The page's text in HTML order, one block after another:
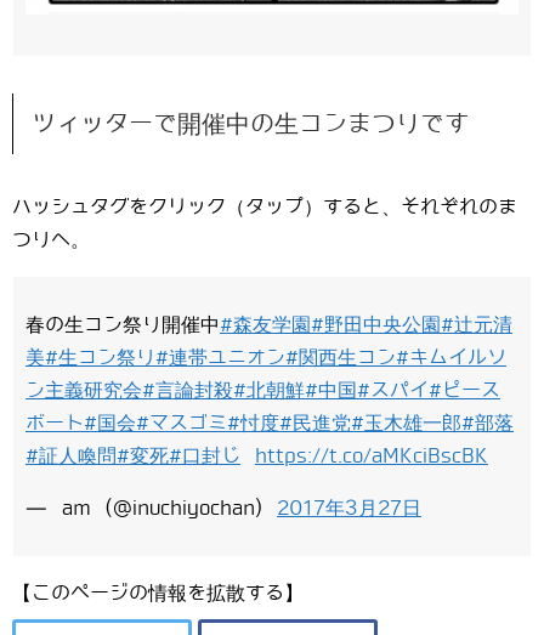
ツィッターで開催中の生コンまつりです
ハッシュタグをクリック（タップ）すると、それぞれのま
つりへ。
春の生コン祭り開催中#森友学園#野田中央公園#辻元清
美#生コン祭り#連帯ユニオン#関西生コン#キムイルソ
ン主義研究会#言論封殺#北朝鮮#中国#スパイ#ピース
ボート#国会#マスゴミ#忖度#民進党#玉木雄一郎#部落
#証人喚問#変死#口封じ https://t.co/aMKciBscBK
— am (@inuchiyochan) 2017年3月27日
【このページの情報を拡散する】